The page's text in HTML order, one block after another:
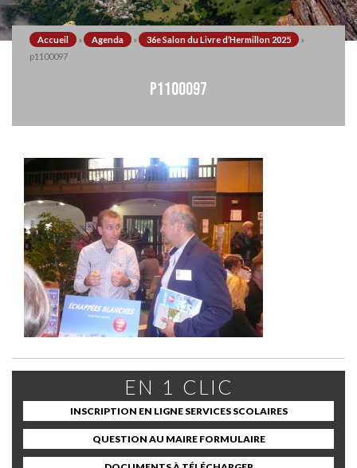
Accueil » Agenda » 36e Salon du Livre d’Hermillon 2025
»
p1100097
P1100097
EN 1 CLIC
INSCRIPTION EN LIGNE SERVICES SCOLAIRES
QUESTION AU MAIRE FORMULAIRE